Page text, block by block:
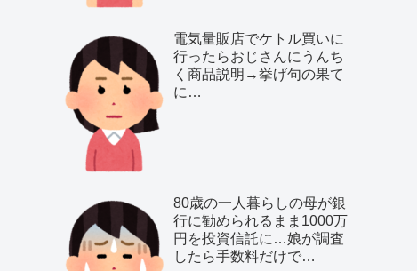
電気量販店でケトル買いに
行ったらおじさんにうんち
く商品説明→挙げ句の果て
に…
80歳の一人暮らしの母が銀
行に勧められるまま1000万
円を投資信託に…娘が調査
したら手数料だけで…